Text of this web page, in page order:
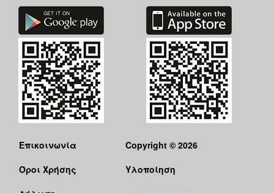
Επικοινωνία
Όροι Χρήσης
Copyright © 2026
Υλοποίηση